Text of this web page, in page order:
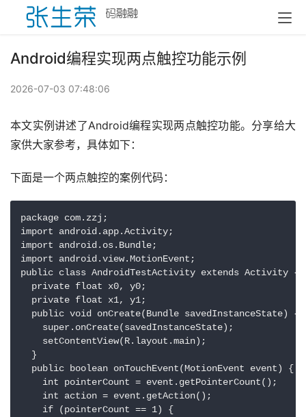
Android编程实现两点触控功能示例
2026-07-03 07:48:06
本文实例讲述了Android编程实现两点触控功能。分享给大
家供大家参考，具体如下：
下面是一个两点触控的案例代码：
package com.zzj;
import android.app.Activity;
import android.os.Bundle;
import android.view.MotionEvent;
public class AndroidTestActivity extends Activity {
  private float x0, y0;
  private float x1, y1;
  public void onCreate(Bundle savedInstanceState) {
    super.onCreate(savedInstanceState);
    setContentView(R.layout.main);
  }
  public boolean onTouchEvent(MotionEvent event) {
    int pointerCount = event.getPointerCount();
    int action = event.getAction();
    if (pointerCount == 1) {